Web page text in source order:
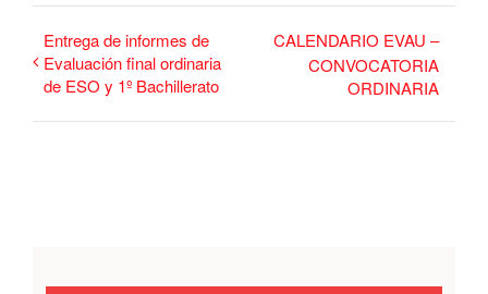
Entrega de informes de
Evaluación final ordinaria
de ESO y 1º Bachillerato
CALENDARIO EVAU –
CONVOCATORIA
ORDINARIA